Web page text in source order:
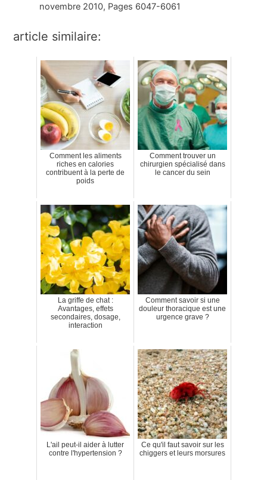
novembre 2010, Pages 6047-6061
article similaire:
Comment les aliments
riches en calories
contribuent à la perte de
poids
Comment trouver un
chirurgien spécialisé dans
le cancer du sein
La griffe de chat :
Avantages, effets
secondaires, dosage,
interaction
Comment savoir si une
douleur thoracique est une
urgence grave ?
L'ail peut-il aider à lutter
contre l'hypertension ?
Ce qu'il faut savoir sur les
chiggers et leurs morsures